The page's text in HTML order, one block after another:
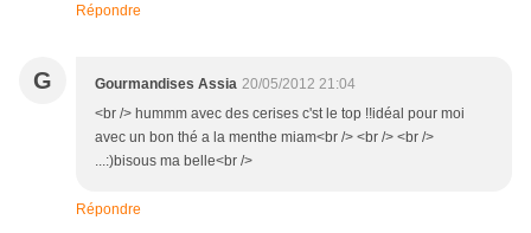
Répondre
G Gourmandises Assia 20/05/2012 21:04
<br /> hummm avec des cerises c'st le top !!idéal pour moi
avec un bon thé a la menthe miam<br /> <br /> <br />
...:)bisous ma belle<br />
Répondre